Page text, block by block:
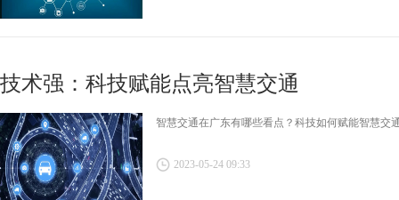
技术强：科技赋能点亮智慧交通
智慧交通在广东有哪些看点？科技如何赋能智慧交
2023-05-24 09:33